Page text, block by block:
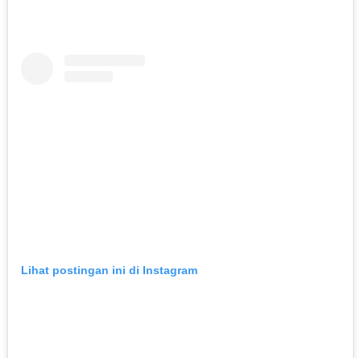
Lihat postingan ini di Instagram